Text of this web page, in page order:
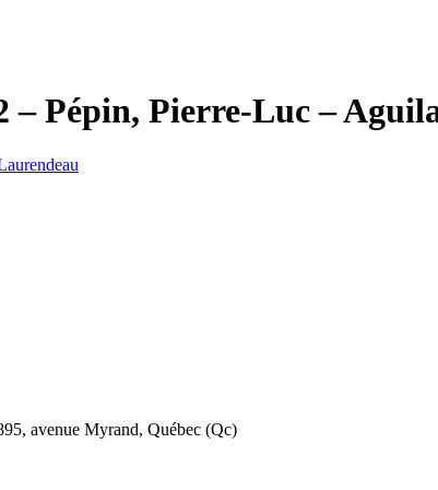
– Pépin, Pierre-Luc –
avenue Myrand, Québec (Qc)